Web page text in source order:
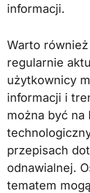
informacji.
Warto
regularnie
użytkownicy
informacji i
można być na
przepisach
odnawialnej.
tematem